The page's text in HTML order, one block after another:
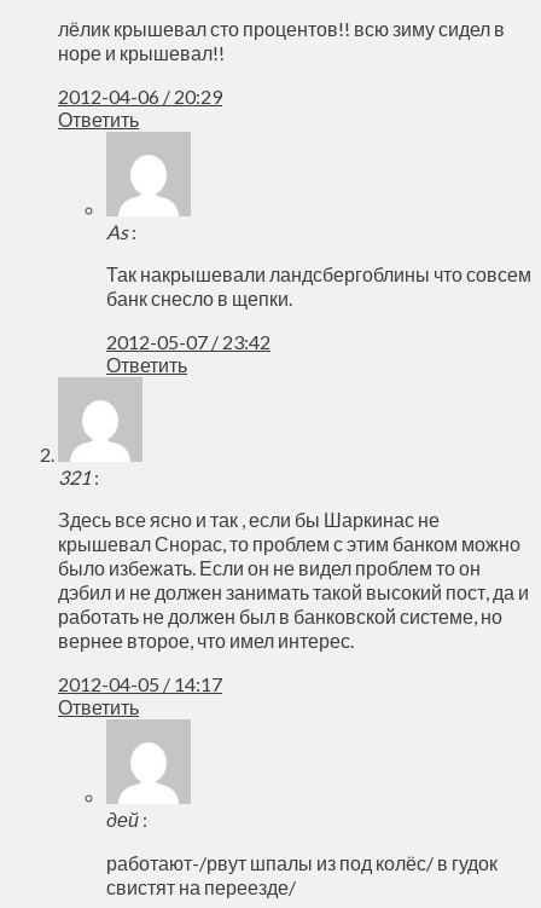
лёлик крышевал сто процентов!! всю зиму сидел в
норе и крышевал!!
2012-04-06 / 20:29
Ответить
As :
Так накрышевали ландсбергоблины что совсем
банк снесло в щепки.
2012-05-07 / 23:42
Ответить
321 :
Здесь все ясно и так , если бы Шаркинас не
крышевал Снорас, то проблем с этим банком можно
было избежать. Если он не видел проблем то он
дэбил и не должен занимать такой высокий пост, да и
работать не должен был в банковской системе, но
вернее второе, что имел интерес.
2012-04-05 / 14:17
Ответить
дей :
работают-/рвут шпалы из под колёс/ в гудок
свистят на переезде/